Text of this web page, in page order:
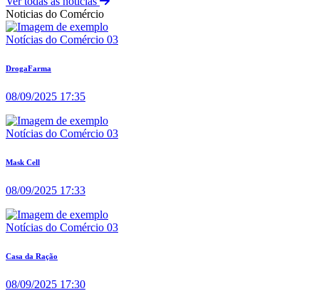
Noticias do Comércio
Notícias do Comércio 03
DrogaFarma
08/09/2025 17:35
Notícias do Comércio 03
Mask Cell
08/09/2025 17:33
Notícias do Comércio 03
Casa da Ração
08/09/2025 17:30